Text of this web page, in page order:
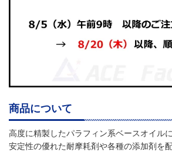
商品について
高度に精製したパラフィン系ベースオイルに
安定性の優れた耐摩耗剤や各種の添加剤を